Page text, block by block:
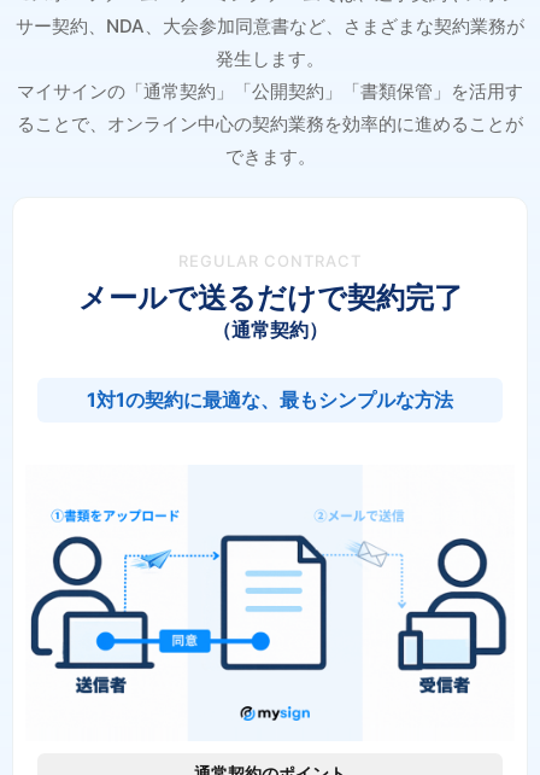
サー契約、NDA、大会参加同意書など、さまざまな契約業務が
発生します。
マイサインの「通常契約」「公開契約」「書類保管」を活用す
ることで、オンライン中心の契約業務を効率的に進めることが
できます。
REGULAR CONTRACT
メールで送るだけで契約完了
（通常契約）
1対1の契約に最適な、最もシンプルな方法